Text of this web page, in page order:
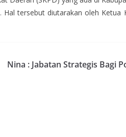
tersebut diutarakan oleh Ketua
Nina : Jabatan Strategis Bagi